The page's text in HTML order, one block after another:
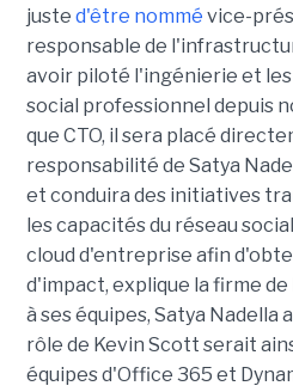
juste d'être nommé vice-
responsable de
avoir piloté l'ingénierie et
social professionnel depuis
que CTO, il sera placé
responsabilité de Satya
et conduira des initiatives
les capacités du réseau
cloud d'entreprise afin
d'impact, explique la firme de
à ses équipes, Satya Nadella
rôle de Kevin Scott serait
équipes d'Office 365 et